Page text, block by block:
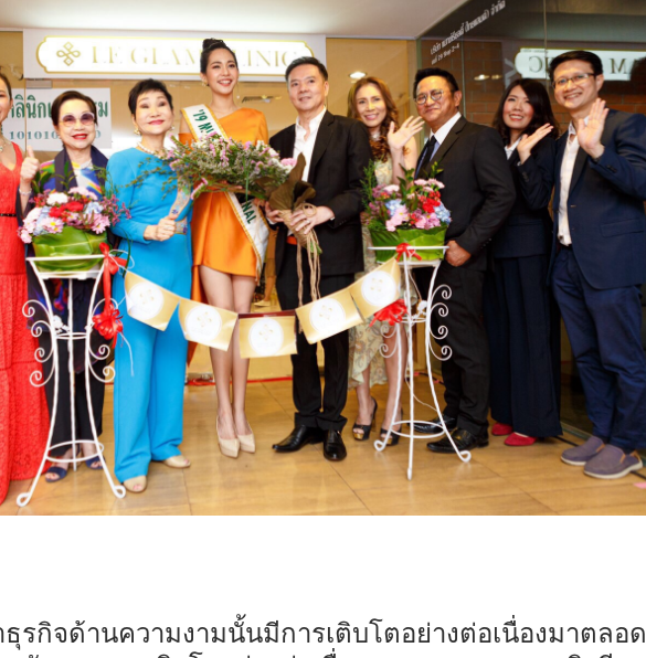
รกิจด้านความงามนั้นมีการเติบโตอย่างต่อเนื่องมาตลอด